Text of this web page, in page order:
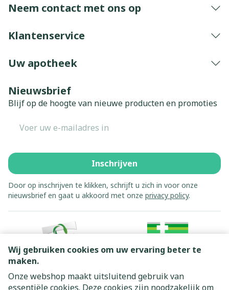
Wij gebruiken cookies om uw ervaring beter te
maken.
Onze webshop maakt uitsluitend gebruik van
essentiële cookies. Deze cookies zijn noodzakelijk om
Neem contact met ons op
Klantenservice
Uw apotheek
Nieuwsbrief
Blijf op de hoogte van nieuwe producten en promoties
Inschrijven
Door op inschrijven te klikken, schrijft u zich in voor onze
nieuwsbrief en gaat u akkoord met onze privacy policy.